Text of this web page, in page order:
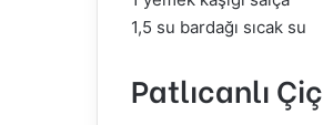
1,5 su bardağı sıcak su
Patlıcanlı